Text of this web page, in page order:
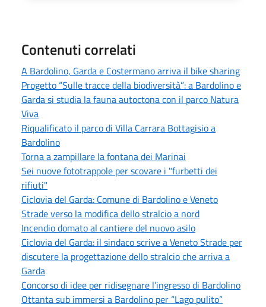
Contenuti correlati
A Bardolino, Garda e Costermano arriva il bike sharing
Progetto “Sulle tracce della biodiversità”: a Bardolino e
Garda si studia la fauna autoctona con il parco Natura
Viva
Riqualificato il parco di Villa Carrara Bottagisio a
Bardolino
Torna a zampillare la fontana dei Marinai
Sei nuove fototrappole per scovare i "furbetti dei
rifiuti"
Ciclovia del Garda: Comune di Bardolino e Veneto
Strade verso la modifica dello stralcio a nord
Incendio domato al cantiere del nuovo asilo
Ciclovia del Garda: il sindaco scrive a Veneto Strade per
discutere la progettazione dello stralcio che arriva a
Garda
Concorso di idee per ridisegnare l’ingresso di Bardolino
Ottanta sub immersi a Bardolino per “Lago pulito”